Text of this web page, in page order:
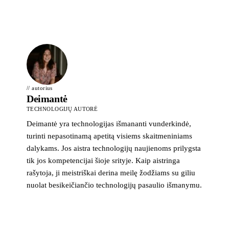
// autorius
Deimantė
TECHNOLOGIJŲ AUTORĖ
Deimantė yra technologijas išmananti vunderkindė,
turinti nepasotinamą apetitą visiems skaitmeniniams
dalykams. Jos aistra technologijų naujienoms prilygsta
tik jos kompetencijai šioje srityje. Kaip aistringa
rašytoja, ji meistriškai derina meilę žodžiams su giliu
nuolat besikeičiančio technologijų pasaulio išmanymu.